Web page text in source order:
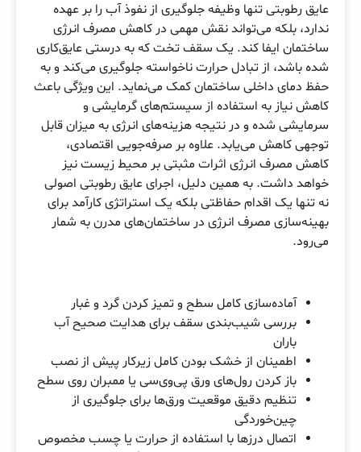
عایق‌ رطوبتی تنها وظیفه جلوگیری از نفوذ آب را بر عهده
ندارد، بلکه می‌تواند نقش مهمی در کاهش مصرف انرژی
ساختمان ایفا کند. یک سقف تخت که به درستی عایق‌کاری
شده باشد، از تبادل حرارت ناخواسته جلوگیری می‌کند و به
حفظ دمای داخلی ساختمان کمک می‌نماید. این ویژگی باعث
کاهش نیاز به استفاده از سیستم‌های گرمایشی و
سرمایشی شده و در نتیجه هزینه‌های انرژی به میزان قابل
توجهی کاهش می‌یابد. علاوه بر صرفه‌جویی اقتصادی،
کاهش مصرف انرژی اثرات مثبتی بر محیط زیست نیز
خواهد داشت. به همین دلیل، اجرای عایق‌ رطوبتی اصولی
نه تنها یک اقدام حفاظتی بلکه یک استراتژی کارآمد برای
بهینه‌سازی مصرف انرژی در ساختمان‌های مدرن به شمار
می‌رود.
آماده‌سازی کامل سطح و تمیز کردن گرد و غبار
بررسی شیب‌بندی سقف برای هدایت صحیح آب
باران
اطمینان از خشک بودن کامل زیرکار پیش از نصب
باز کردن رول‌های ورق پی‌وی‌سی یا ممبران روی سطح
تنظیم دقیق موقعیت ورق‌ها برای جلوگیری از
چین‌خوردگی
اتصال درزها با استفاده از حرارت یا چسب مخصوص